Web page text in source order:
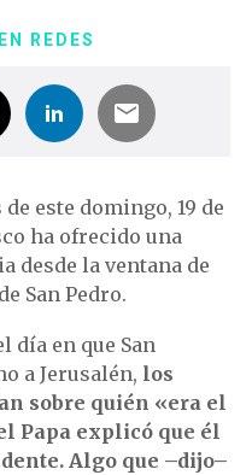
REDES
este domingo, 19 de
ha ofrecido una
desde la ventana de
San Pedro.
día en que San
a Jerusalén, los
sobre quién «era el
Papa explicó que él
Algo que –dijo–